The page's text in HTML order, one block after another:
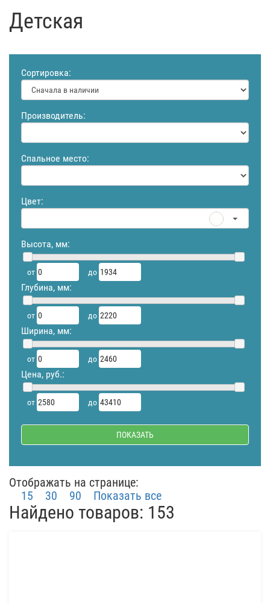
Детская
Сортировка:
Производитель:
Спальное место:
Цвет:
Высота, мм:
от до
Глубина, мм:
от до
Ширина, мм:
от до
Цена, руб.:
от до
Отображать на странице:
15
30 90 Показать все
Найдено товаров: 153